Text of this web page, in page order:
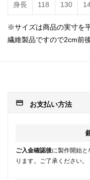
身長 118 130
※サイズは商品の実寸を
繊維製品ですので2cm前
payment お支払い方法
ご入金確認後に製作開始
ります。ご了承ください。